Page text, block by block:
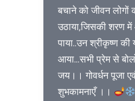
बचाने को जीवन लोगों
उठाया,जिसकी शरण
पाया..उन श्रीकृष्ण की
आया…सभी प्रेम से
जय।। गोवर्धन पूजा
शुभकामनाएँ ।।